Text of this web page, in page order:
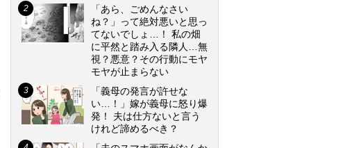
「あら、ごめんなさい
ね？」って絶対悪いと思っ
てないでしょ…！ 私の畑
に平然と踏み入る隣人…無
視？悪意？その行動にモヤ
モヤが止まらない
「義母の発言が許せな
い…！」嫁が義母に怒り爆
発！ 夫は仕方ないと言う
けれど諦めるべき？